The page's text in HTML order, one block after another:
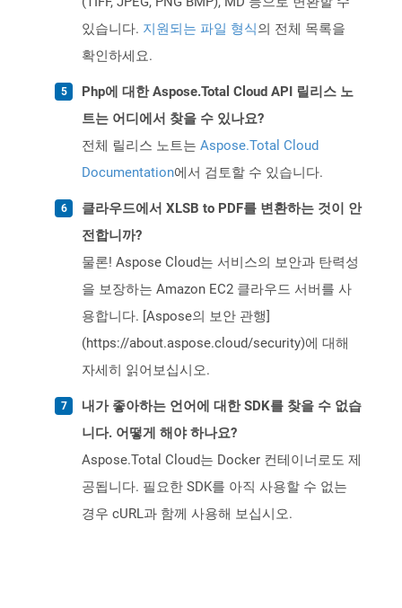
있습니다. 지원되는 파일 형식의 전체 목록을
확인하세요.
Php에 대한 Aspose.Total Cloud API 릴리스 노
트는 어디에서 찾을 수 있나요?
전체 릴리스 노트는 Aspose.Total Cloud
Documentation에서 검토할 수 있습니다.
클라우드에서 XLSB to PDF를 변환하는 것이 안
전합니까?
물론! Aspose Cloud는 서비스의 보안과 탄력성
을 보장하는 Amazon EC2 클라우드 서버를 사
용합니다. [Aspose의 보안 관행]
(https://about.aspose.cloud/security)에 대해
자세히 읽어보십시오.
내가 좋아하는 언어에 대한 SDK를 찾을 수 없습
니다. 어떻게 해야 하나요?
Aspose.Total Cloud는 Docker 컨테이너로도 제
공됩니다. 필요한 SDK를 아직 사용할 수 없는
경우 cURL과 함께 사용해 보십시오.